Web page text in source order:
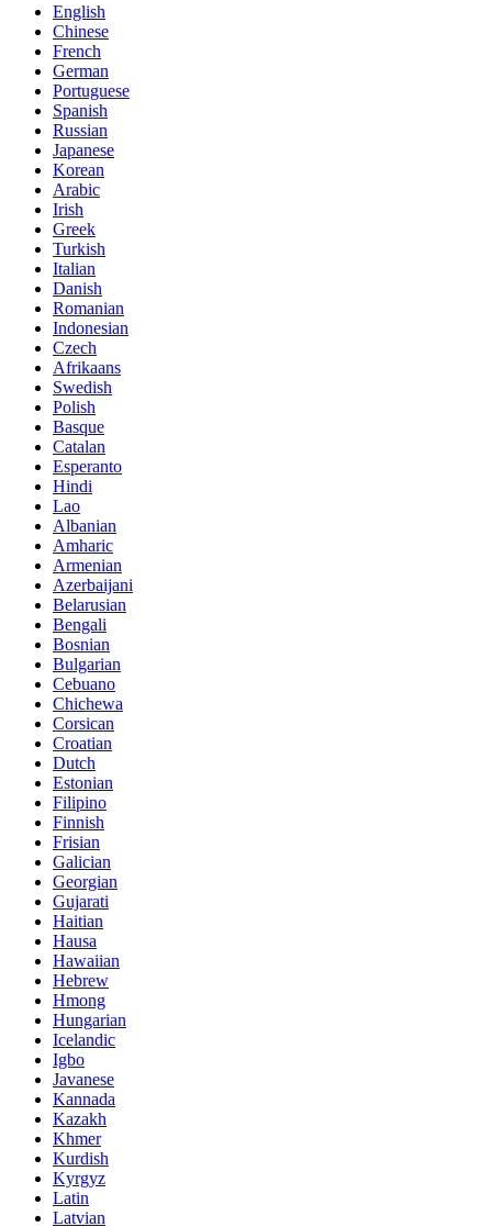
English
Chinese
French
German
Portuguese
Spanish
Russian
Japanese
Korean
Arabic
Irish
Greek
Turkish
Italian
Danish
Romanian
Indonesian
Czech
Afrikaans
Swedish
Polish
Basque
Catalan
Esperanto
Hindi
Lao
Albanian
Amharic
Armenian
Azerbaijani
Belarusian
Bengali
Bosnian
Bulgarian
Cebuano
Chichewa
Corsican
Croatian
Dutch
Estonian
Filipino
Finnish
Frisian
Galician
Georgian
Gujarati
Haitian
Hausa
Hawaiian
Hebrew
Hmong
Hungarian
Icelandic
Igbo
Javanese
Kannada
Kazakh
Khmer
Kurdish
Kyrgyz
Latin
Latvian